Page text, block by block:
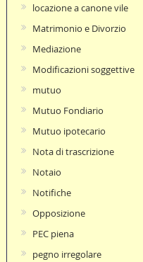
locazione a canone vile
Matrimonio e Divorzio
Mediazione
Modificazioni soggettive
mutuo
Mutuo Fondiario
Mutuo ipotecario
Nota di trascrizione
Notaio
Notifiche
Opposizione
PEC piena
pegno irregolare